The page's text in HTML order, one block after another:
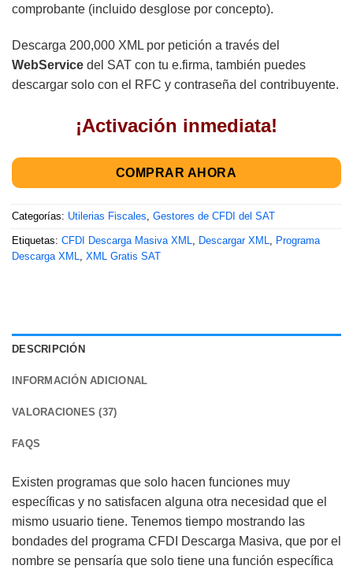
comprobante (incluido desglose por concepto).
Descarga 200,000 XML por petición a través del
WebService del SAT con tu e.firma, también puedes
descargar solo con el RFC y contraseña del contribuyente.
¡Activación inmediata!
COMPRAR AHORA
Categorías: Utilerias Fiscales, Gestores de CFDI del SAT
Etiquetas: CFDI Descarga Masiva XML, Descargar XML, Programa
Descarga XML, XML Gratis SAT
DESCRIPCIÓN
INFORMACIÓN ADICIONAL
VALORACIONES (37)
FAQS
Existen programas que solo hacen funciones muy
específicas y no satisfacen alguna otra necesidad que el
mismo usuario tiene. Tenemos tiempo mostrando las
bondades del programa CFDI Descarga Masiva, que por el
nombre se pensaría que solo tiene una función específica